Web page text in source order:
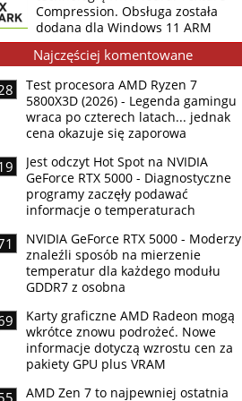
Compression. Obsługa została
dodana dla Windows 11 ARM
Najczęściej komentowane
Test procesora AMD Ryzen 7
5800X3D (2026) - Legenda gamingu
wraca po czterech latach... jednak
cena okazuje się zaporowa
Jest odczyt Hot Spot na NVIDIA
GeForce RTX 5000 - Diagnostyczne
programy zaczęły podawać
informacje o temperaturach
NVIDIA GeForce RTX 5000 - Moderzy
znaleźli sposób na mierzenie
temperatur dla każdego modułu
GDDR7 z osobna
Karty graficzne AMD Radeon mogą
wkrótce znowu podrożeć. Nowe
informacje dotyczą wzrostu cen za
pakiety GPU plus VRAM
AMD Zen 7 to najpewniej ostatnia